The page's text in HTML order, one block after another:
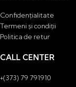
Confidențialitate
Termeni și condiții
Politica de retur
CALL CENTER
+(373) 79 791910